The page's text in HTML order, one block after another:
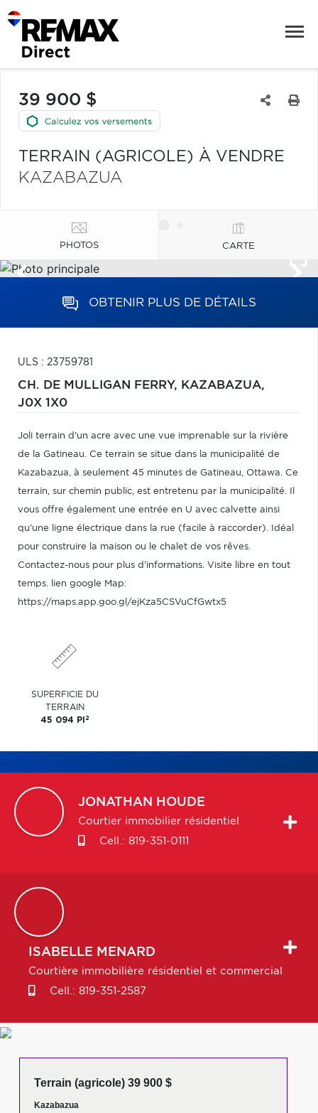
39 900 $
TERRAIN (AGRICOLE) À VENDRE
KAZABAZUA
PHOTOS CARTE
OBTENIR PLUS DE DÉTAILS
ULS : 23759781
CH. DE MULLIGAN FERRY, KAZABAZUA,
J0X 1X0
Joli terrain d'un acre avec une vue imprenable sur la rivière
de la Gatineau. Ce terrain se situe dans la municipalité de
Kazabazua, à seulement 45 minutes de Gatineau, Ottawa. Ce
terrain, sur chemin public, est entretenu par la municipalité. Il
vous offre également une entrée en U avec calvette ainsi
qu'une ligne électrique dans la rue (facile à raccorder). Idéal
pour construire la maison ou le chalet de vos rêves.
Contactez-nous pour plus d'informations. Visite libre en tout
temps. lien google Map:
https://maps.app.goo.gl/ejKza5CSVuCfGwtx5
SUPERFICIE DU
TERRAIN
45 094 PI 2
JONATHAN HOUDE
Courtier immobilier résidentiel
Cell.: 819-351-0111
ISABELLE MENARD
Courtière immobilière résidentiel et commercial
Cell.: 819-351-2587
Terrain (agricole) 39 900 $
Kazabazua